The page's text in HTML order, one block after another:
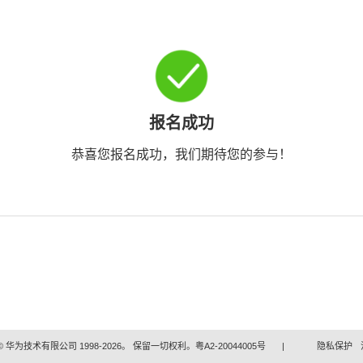
报名成功
恭喜您报名成功，我们期待您的参与！
华为技术有限公司 1998-2026。 保留一切权利。粤A2-20044005号 | 隐私保护